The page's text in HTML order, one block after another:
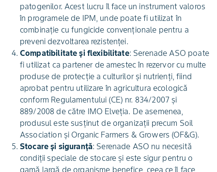
patogenilor. Acest lucru îl face un instrument valoros
în programele de IPM, unde poate fi utilizat în
combinație cu fungicide convenționale pentru a
preveni dezvoltarea rezistenței.
Compatibilitate și flexibilitate: Serenade ASO poate
fi utilizat ca partener de amestec în rezervor cu multe
produse de protecție a culturilor și nutrienți, fiind
aprobat pentru utilizare în agricultura ecologică
conform Regulamentului (CE) nr. 834/2007 și
889/2008 de către IMO Elveția. De asemenea,
produsul este susținut de organizații precum Soil
Association și Organic Farmers & Growers (OF&G).
Stocare și siguranță: Serenade ASO nu necesită
condiții speciale de stocare și este sigur pentru o
gamă largă de organisme benefice, ceea ce îl face